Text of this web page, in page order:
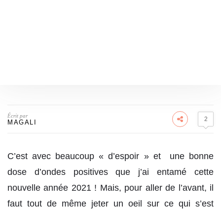
Écrit par
MAGALI 2
C’est avec beaucoup « d’espoir » et une bonne
dose d’ondes positives que j’ai entamé cette
nouvelle année 2021 ! Mais, pour aller de l’avant, il
faut tout de même jeter un oeil sur ce qui s’est